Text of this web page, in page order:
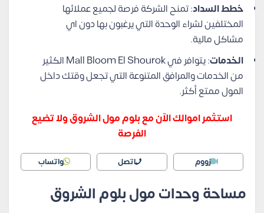
خطط السداد: تمنح الشركة فرصة لجميع عملائها
المختلفين لشراء الوحدة التي يرغبون بها دون اي
مشاكل مالية.
الخدمات
: يتوافر في Mall Bloom El Shourok الكثير
من الخدمات والمرافق المتنوعة التي تجعل وقتك داخل
المول ممتع أكثر.
استثمر اموالك الآن مع بلوم مول الشروق ولا تضيع
الفرصة
زووم اتصل واتساب
مساحة وحدات مول بلوم الشروق